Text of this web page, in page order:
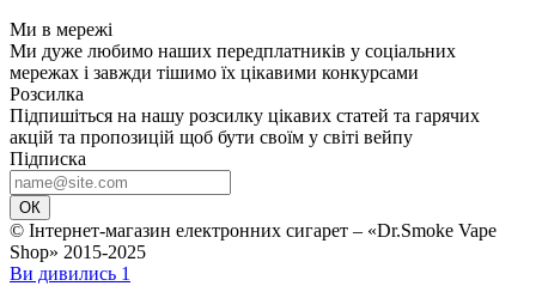
Ми в мережі
Ми дуже любимо наших передплатників у соціальних
мережах і завжди тішимо їх цікавими конкурсами
Розсилка
Підпишіться на нашу розсилку цікавих статей та гарячих
акцій та пропозицій щоб бути своїм у світі вейпу
Підписка
ОК
© Інтернет-магазин електронних сигарет – «Dr.Smoke Vape
Shop» 2015-2025
Ви дивились 1